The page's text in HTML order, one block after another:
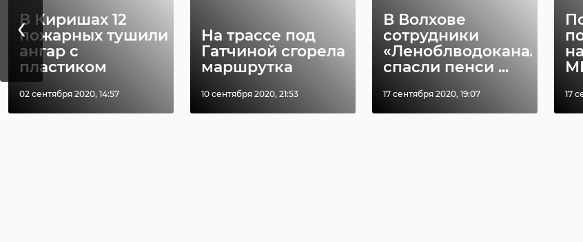
В Киришах 12
пожарных тушили
ангар с
пластиком
02 сентября 2020, 14:57
На трассе под
Гатчиной сгорела
маршрутка
10 сентября 2020, 21:53
В Волхове
сотрудники
«Леноблводоканала»
спасли пенси ...
17 сентября 2020, 19:07 17
‹